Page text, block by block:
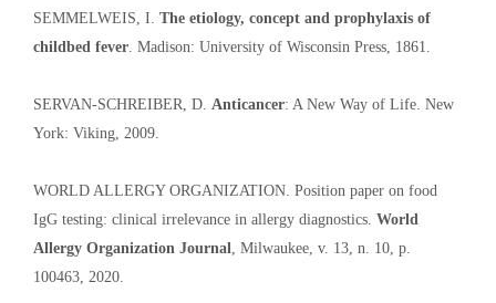
SEMMELWEIS, I. The etiology, concept and prophylaxis of
childbed fever. Madison: University of Wisconsin Press, 1861.
SERVAN-SCHREIBER, D. Anticancer: A New Way of Life. New
York: Viking, 2009.
WORLD ALLERGY ORGANIZATION. Position paper on food
IgG testing: clinical irrelevance in allergy diagnostics. World
Allergy Organization Journal, Milwaukee, v. 13, n. 10, p.
100463, 2020.